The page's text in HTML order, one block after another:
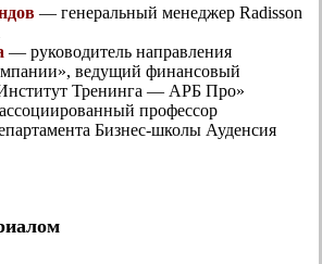
— генеральный менеджер Radisson
— руководитель направления
ведущий финансовый
Тренинга — АРБ Про»
профессор
Бизнес-школы Ауденсия